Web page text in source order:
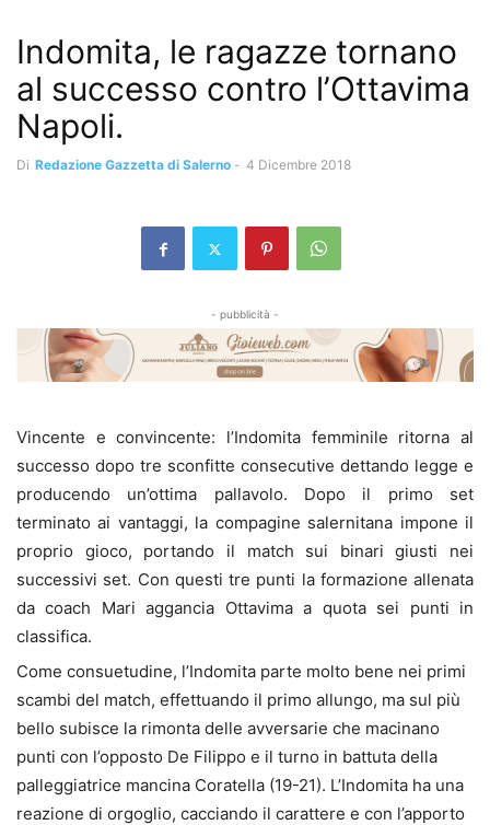
Indomita, le ragazze tornano
al successo contro l’Ottavima
Napoli.
Di Redazione Gazzetta di Salerno - 4 Dicembre 2018
- pubblicità -
Vincente e convincente: l’Indomita femminile ritorna al
successo dopo tre sconfitte consecutive dettando legge e
producendo un’ottima pallavolo. Dopo il primo set
terminato ai vantaggi, la compagine salernitana impone il
proprio gioco, portando il match sui binari giusti nei
successivi set. Con questi tre punti la formazione allenata
da coach Mari aggancia Ottavima a quota sei punti in
classifica.
Come consuetudine, l’Indomita parte molto bene nei primi
scambi del match, effettuando il primo allungo, ma sul più
bello subisce la rimonta delle avversarie che macinano
punti con l’opposto De Filippo e il turno in battuta della
palleggiatrice mancina Coratella (19-21). L’Indomita ha una
reazione di orgoglio, cacciando il carattere e con l’apporto